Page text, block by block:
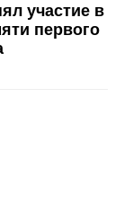
участие в
первого